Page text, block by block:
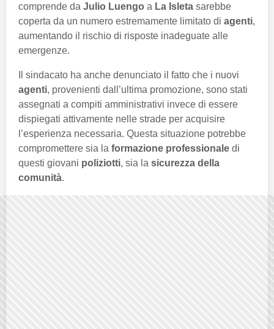
comprende da Julio Luengo a La Isleta sarebbe
coperta da un numero estremamente limitato di agenti,
aumentando il rischio di risposte inadeguate alle
emergenze.
Il sindacato ha anche denunciato il fatto che i nuovi
agenti, provenienti dall’ultima promozione, sono stati
assegnati a compiti amministrativi invece di essere
dispiegati attivamente nelle strade per acquisire
l’esperienza necessaria. Questa situazione potrebbe
compromettere sia la formazione professionale di
questi giovani poliziotti, sia la sicurezza della
comunità.